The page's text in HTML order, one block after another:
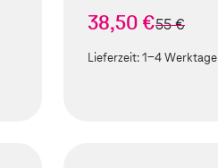
38,50 €statt
55 €
Lieferzeit:1-4 Werktage